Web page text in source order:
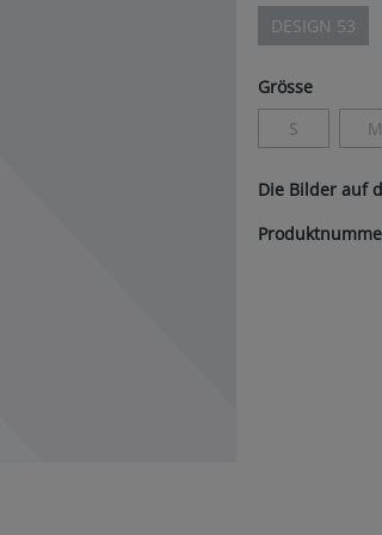
DESIGN 53
(Diese
Grösse
S(Diese M
Die Bilder auf